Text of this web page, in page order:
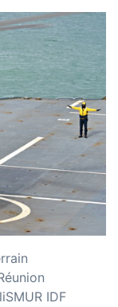
IDF